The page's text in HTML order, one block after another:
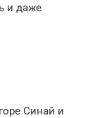
и даже
Синай и